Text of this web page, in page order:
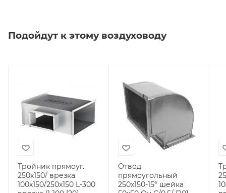
Подойдут к этому воздуховоду
Тройник прямоуг.
250х150/ врезка
100х150/250х150 L-300
Отвод
прямоугольный
250х150-15° шейка